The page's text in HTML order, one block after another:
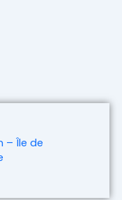
– Île de